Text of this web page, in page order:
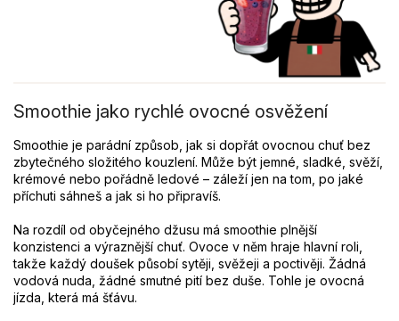
Smoothie jako rychlé ovocné osvěžení
Smoothie je parádní způsob, jak si dopřát ovocnou chuť bez
zbytečného složitého kouzlení. Může být jemné, sladké, svěží,
krémové nebo pořádně ledové – záleží jen na tom, po jaké
příchuti sáhneš a jak si ho připravíš.
Na rozdíl od obyčejného džusu má smoothie plnější
konzistenci a výraznější chuť. Ovoce v něm hraje hlavní roli,
takže každý doušek působí sytěji, svěžeji a poctivěji. Žádná
vodová nuda, žádné smutné pití bez duše. Tohle je ovocná
jízda, která má šťávu.